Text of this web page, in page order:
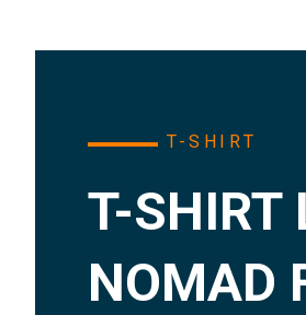
T-SHIRT
T-SHIRT
NOMAD